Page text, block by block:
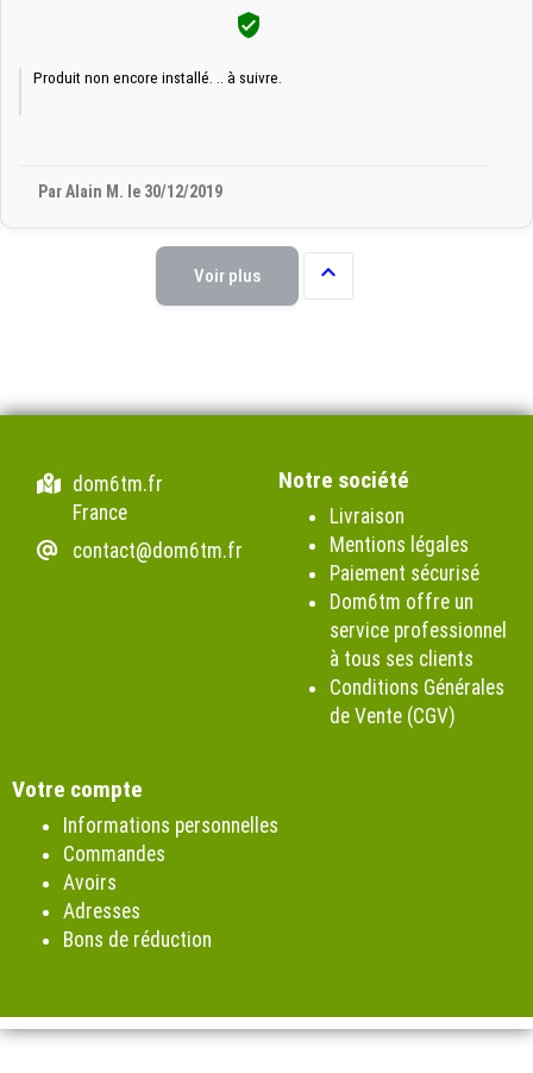

Produit non encore installé. .. à suivre.
Par Alain M. le 30/12/2019
Voir plus 
dom6tm.fr
France
contact@dom6tm.fr
Notre société
Livraison
Mentions légales
Paiement sécurisé
Dom6tm offre un
service professionnel
à tous ses clients
Conditions Générales
de Vente (CGV)
Votre compte
Informations personnelles
Commandes
Avoirs
Adresses
Bons de réduction